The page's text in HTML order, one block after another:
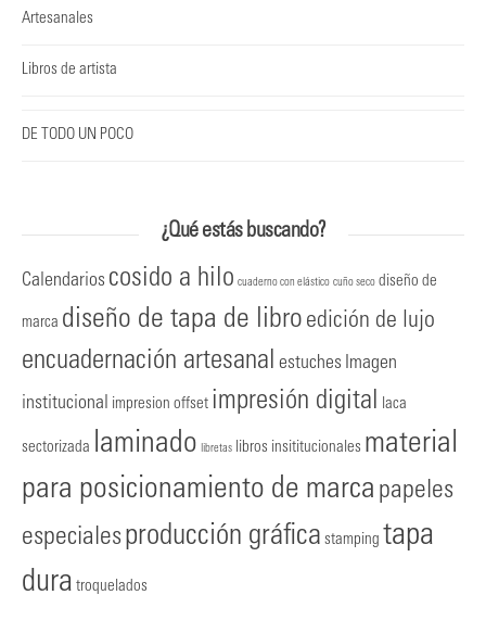
Artesanales
Libros de artista
DE TODO UN POCO
¿Qué estás buscando?
Calendarios cosido a hilo cuaderno con elástico cuño seco diseño de
marca diseño de tapa de libro edición de lujo
encuadernación artesanal estuches Imagen
institucional impresion offset impresión digital laca
sectorizada laminado libretas libros insititucionales material
para posicionamiento de marca papeles
especialesproducción gráfica stamping tapa
dura troquelados